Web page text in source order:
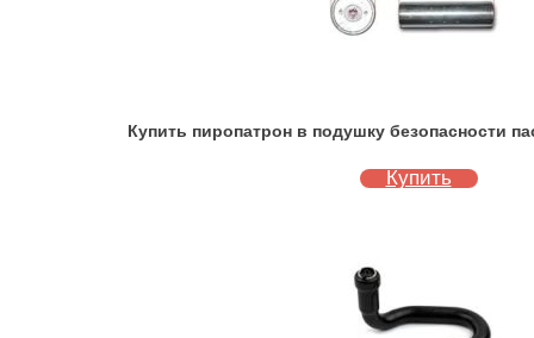
Купить пиропатрон в подушку безопасности
Купить